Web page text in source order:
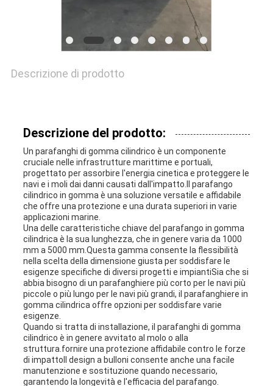
DEL
SITO
PRIVACY
POLICY
Descrizione di prodotto
Descrizione del prodotto:
Un parafanghi di gomma cilindrico è un componente
cruciale nelle infrastrutture marittime e portuali,
progettato per assorbire l'energia cinetica e proteggere le
navi e i moli dai danni causati dall'impatto.Il parafango
cilindrico in gomma è una soluzione versatile e affidabile
che offre una protezione e una durata superiori in varie
applicazioni marine.
Una delle caratteristiche chiave del parafango in gomma
cilindrica è la sua lunghezza, che in genere varia da 1000
mm a 5000 mm.Questa gamma consente la flessibilità
nella scelta della dimensione giusta per soddisfare le
esigenze specifiche di diversi progetti e impiantiSia che si
abbia bisogno di un parafanghiere più corto per le navi più
piccole o più lungo per le navi più grandi, il parafanghiere in
gomma cilindrica offre opzioni per soddisfare varie
esigenze.
Quando si tratta di installazione, il parafanghi di gomma
cilindrico è in genere avvitato al molo o alla
struttura.fornire una protezione affidabile contro le forze
di impattoIl design a bulloni consente anche una facile
manutenzione e sostituzione quando necessario,
garantendo la longevità e l'efficacia del parafango.